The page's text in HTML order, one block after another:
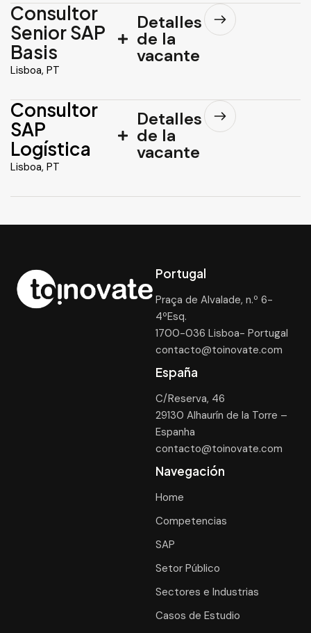
Consultor
Senior SAP
Basis
Lisboa, PT
Detalles
de la
vacante
Consultor
SAP
Logística
Lisboa, PT
Detalles
de la
vacante
Portugal
Praça de Alvalade, n.º 6-
4ºEsq.
1700-036 Lisboa- Portugal
contacto@toinovate.com
España
C/Reserva, 46
29130 Alhaurín de la Torre –
Espanha
contacto@toinovate.com
Navegación
Home
Competencias
SAP
Setor Público
Sectores e Industrias
Casos de Estudio